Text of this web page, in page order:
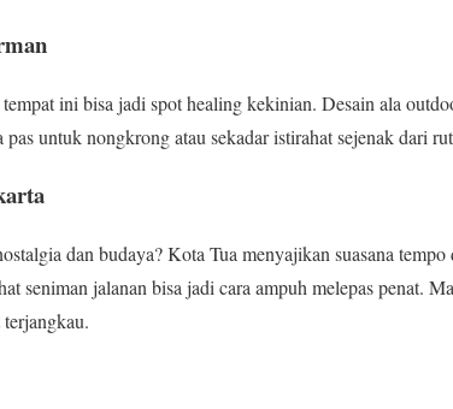
ini bisa jadi spot healing kekinian. Desain ala
pas untuk nongkrong atau sekadar istirahat sejenak dari
dan budaya? Kota Tua menyajikan suasana
seniman jalanan bisa jadi cara ampuh melepas penat.